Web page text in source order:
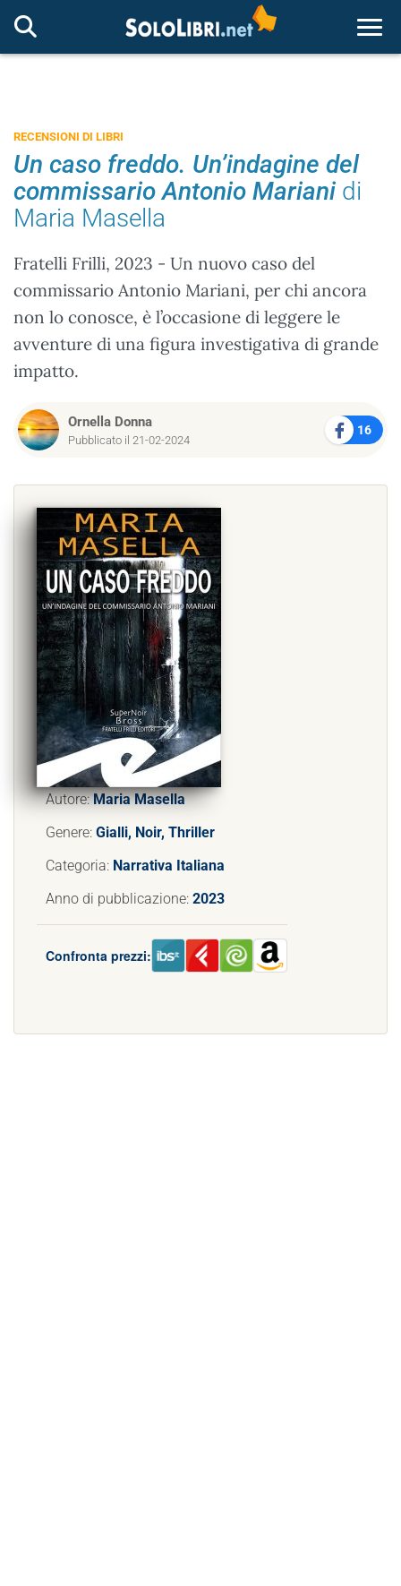
RECENSIONI DI LIBRI
Un caso freddo. Un’indagine del
commissario Antonio Mariani di
Maria Masella
Fratelli Frilli, 2023 - Un nuovo caso del
commissario Antonio Mariani, per chi ancora
non lo conosce, è l’occasione di leggere le
avventure di una figura investigativa di grande
impatto.
Ornella Donna
Pubblicato il 21-02-2024
16
Autore:Maria Masella
Genere: Gialli, Noir, Thriller
Categoria: Narrativa Italiana
Anno di pubblicazione: 2023
Confronta prezzi: